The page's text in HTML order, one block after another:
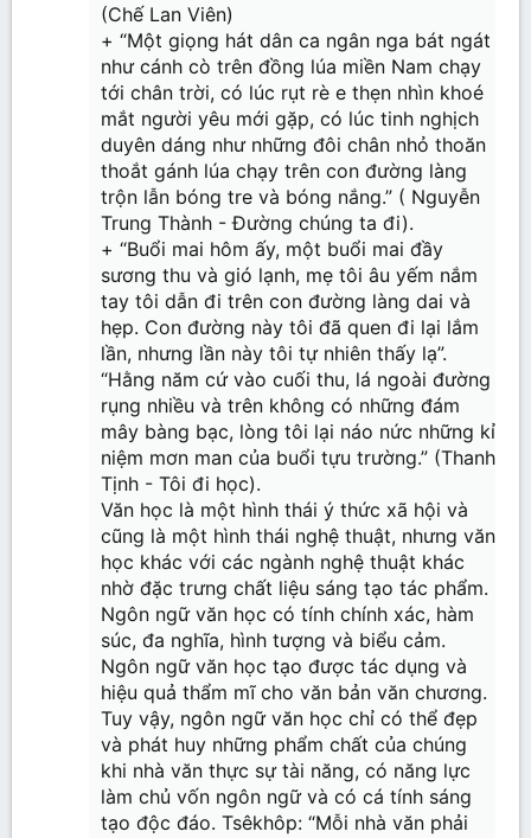
(Chế Lan Viên)
+ “Một giọng hát dân ca ngân nga bát ngát
như cánh cò trên đồng lúa miền Nam chạy
tới chân trời, có lúc rụt rè e thẹn nhìn khoé
mắt người yêu mới gặp, có lúc tinh nghịch
duyên dáng như những đôi chân nhỏ thoăn
thoắt gánh lúa chạy trên con đường làng
trộn lẫn bóng tre và bóng nắng.” ( Nguyễn
Trung Thành - Đường chúng ta đi).
+ “Buổi mai hôm ấy, một buổi mai đầy
sương thu và gió lạnh, mẹ tôi âu yếm nắm
tay tôi dẫn đi trên con đường làng dai và
hẹp. Con đường này tôi đã quen đi lại lắm
lần, nhưng lần này tôi tự nhiên thấy lạ”.
“Hằng năm cứ vào cuối thu, lá ngoài đường
rụng nhiều và trên không có những đám
mây bàng bạc, lòng tôi lại náo nức những kỉ
niệm mơn man của buổi tựu trường.” (Thanh
Tịnh - Tôi đi học).
Văn học là một hình thái ý thức xã hội và
cũng là một hình thái nghệ thuật, nhưng văn
học khác với các ngành nghệ thuật khác
nhờ đặc trưng chất liệu sáng tạo tác phẩm.
Ngôn ngữ văn học có tính chính xác, hàm
súc, đa nghĩa, hình tượng và biểu cảm.
Ngôn ngữ văn học tạo được tác dụng và
hiệu quả thẩm mĩ cho văn bản văn chương.
Tuy vậy, ngôn ngữ văn học chỉ có thể đẹp
và phát huy những phẩm chất của chúng
khi nhà văn thực sự tài năng, có năng lực
làm chủ vốn ngôn ngữ và có cá tính sáng
tạo độc đáo. Tsêkhôp: “Mỗi nhà văn phải